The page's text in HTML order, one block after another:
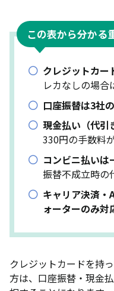
Amazon Pay
対応のウォー
な理由は？
る？
口座振替ができ
る？
口座振替ができ
ある？
ウォーターサー
い遅延になると
ウォーターサ
この表から分かる
クレジットカー
レカなしの場合
口座振替は3社
現金払い（代引
330円の手数料
コンビニ払いは
振替不成立時の
キャリア決済
ォーターのみ対
クレジットカードを持
方は、口座振替・現金